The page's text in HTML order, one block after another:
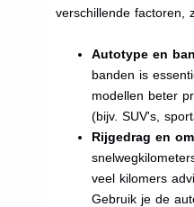
verschillende factoren,
Autotype en
banden is
modellen beter
(bijv. SUV's,
Rijgedrag en
veel kilomers
Gebruik je de